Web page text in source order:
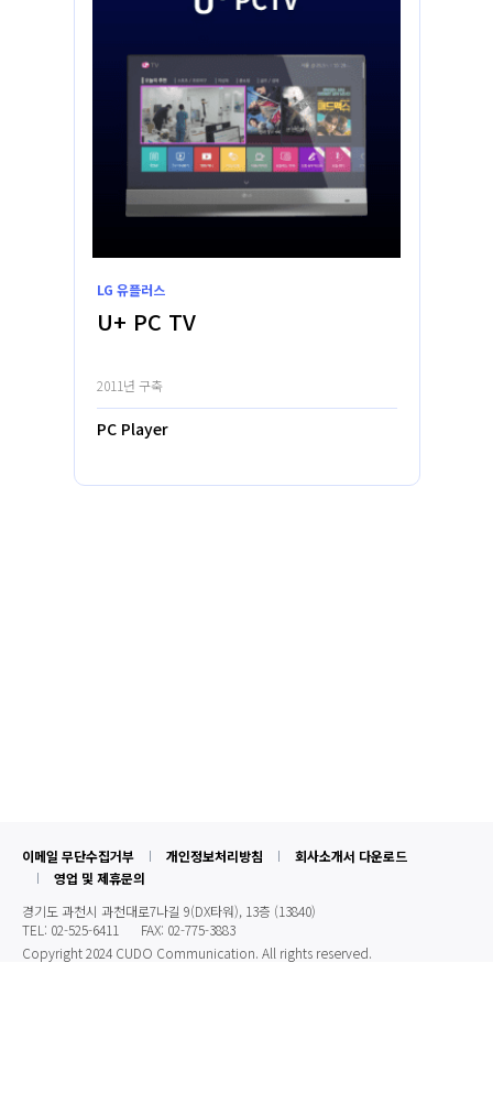
LG 유플러스
U+ PC TV
2011년 구축
PC Player
이메일 무단수집거부 개인정보처리방침
회사소개서 다운로드
영업 및 제휴문의
경기도 과천시 과천대로7나길 9(DX타워), 13층 (13840)
TEL: 02-525-6411
FAX: 02-775-3883
Copyright 2024 CUDO Communication. All rights reserved.